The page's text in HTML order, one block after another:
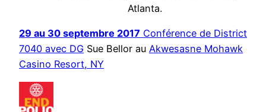
Atlanta.
29 au 30 septembre 2017 Conférence de District
7040 avec DG Sue Bellor au Akwesasne Mohawk
Casino Resort, NY